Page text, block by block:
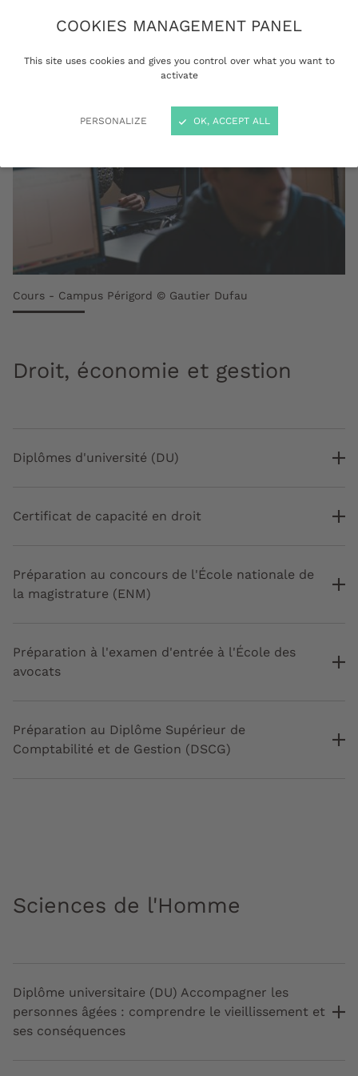
COOKIES MANAGEMENT PANEL
This site uses cookies and gives you control over what you want to
activate
PERSONALIZE OK, ACCEPT ALL
Cours - Campus Périgord © Gautier Dufau
Droit, économie et gestion
Diplômes d'université (DU)
Certificat de capacité en droit
Préparation au concours de l'École nationale de
la magistrature (ENM)
Préparation à l'examen d'entrée à l'École des
avocats
Préparation au Diplôme Supérieur de
Comptabilité et de Gestion (DSCG)
Sciences de l'Homme
Diplôme universitaire (DU) Accompagner les
personnes âgées : comprendre le vieillissement et
ses conséquences